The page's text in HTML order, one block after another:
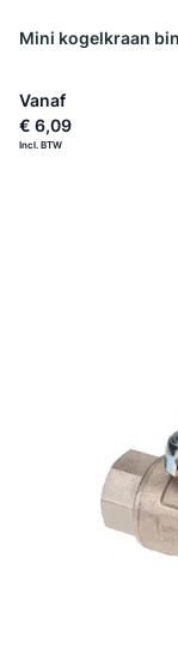
Mini kogelkraan
Vanaf
€ 6,09